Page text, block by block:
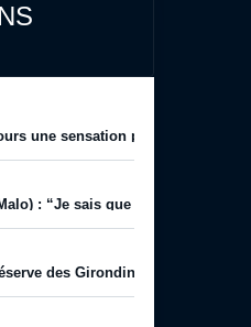
une sensation positive surtout
: “Je sais que Bordeaux est
des Girondins, Yazid Mokhfi